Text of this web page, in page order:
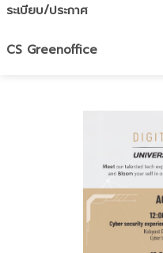
ระเบียบ/ประกาศ
CS Greenoffice